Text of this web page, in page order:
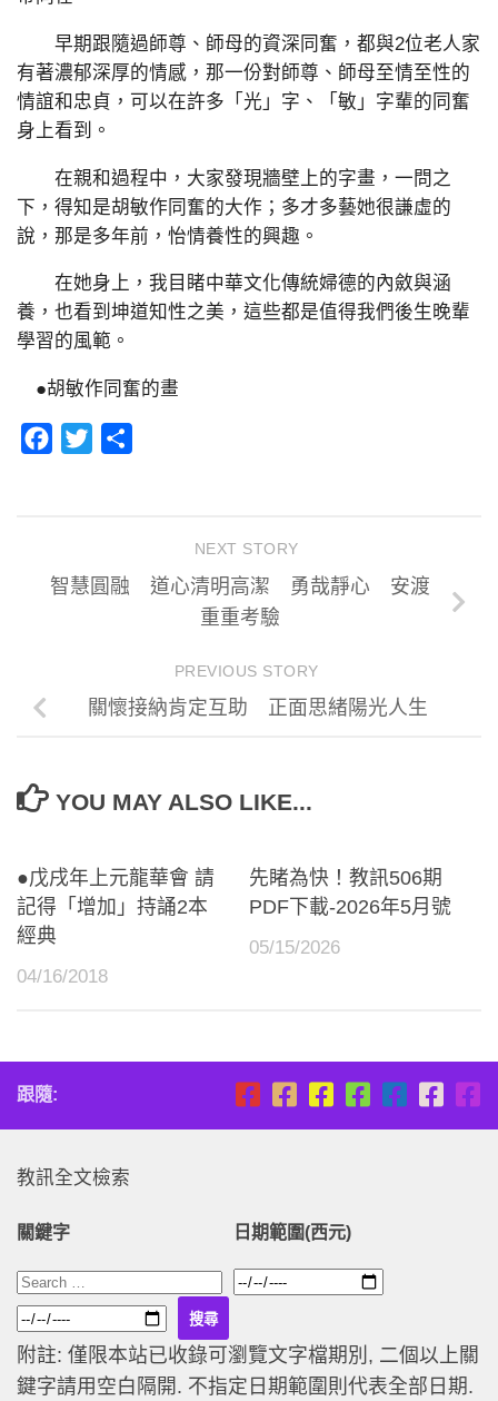
早期跟隨過師尊、師母的資深同奮，都與2位老人家
有著濃郁深厚的情感，那一份對師尊、師母至情至性的
情誼和忠貞，可以在許多「光」字、「敏」字輩的同奮
身上看到。
在親和過程中，大家發現牆壁上的字畫，一問之
下，得知是胡敏作同奮的大作；多才多藝她很謙虛的
說，那是多年前，怡情養性的興趣。
在她身上，我目睹中華文化傳統婦德的內斂與涵
養，也看到坤道知性之美，這些都是值得我們後生晚輩
學習的風範。
●胡敏作同奮的畫
Facebook
Twitter
NEXT STORY
智慧圓融 道心清明高潔 勇哉靜心 安渡
重重考驗
PREVIOUS STORY
關懷接納肯定互助 正面思緒陽光人生
YOU MAY ALSO LIKE...
●戊戌年上元龍華會 請
記得「增加」持誦2本
經典
04/16/2018
先睹為快！教訊506期
PDF下載-2026年5月號
05/15/2026
跟隨:
教訊全文檢索
關鍵字 日期範圍(西元)
附註: 僅限本站已收錄可瀏覽文字檔期別, 二個以上關
鍵字請用空白隔開. 不指定日期範圍則代表全部日期.